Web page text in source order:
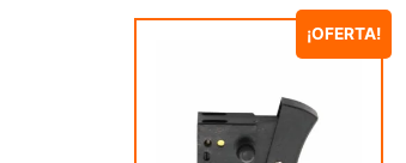
¡OFERTA!